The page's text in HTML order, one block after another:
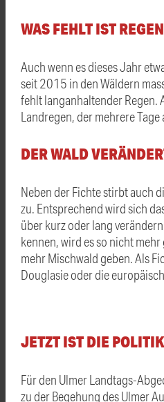
WAS FEHLT IST REGEN
Auch wenn es dieses Jahr
seit 2015 in den Wäldern
fehlt langanhaltender Regen.
Landregen, der mehrere
DER WALD
Neben der Fichte stirbt auch
zu. Entsprechend wird sich
über kurz oder lang
kennen, wird es so nicht
mehr Mischwald geben. Als
Douglasie oder die
JETZT IST DIE
Für den Ulmer Landtags-
zu der Begehung des Ulmer